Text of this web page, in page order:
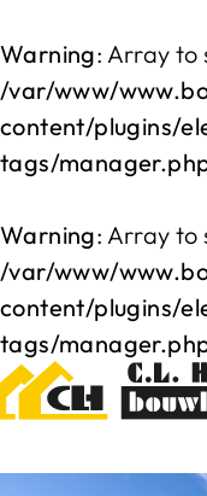
Warning: Array to
/var/www/
content/plugins/
tags/
Warning: Array to
/var/www/
content/plugins/
tags/